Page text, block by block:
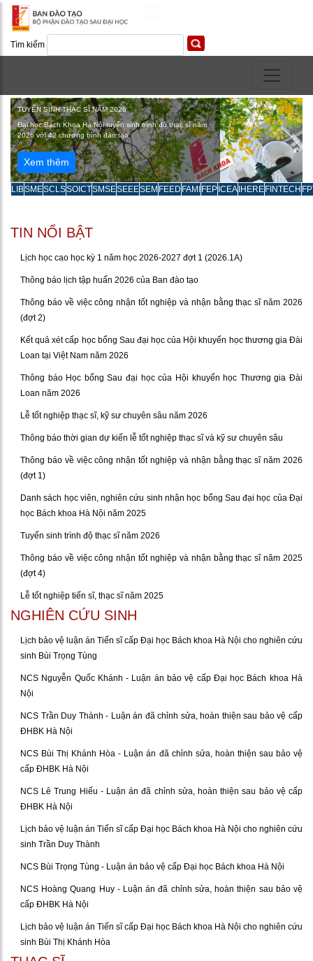
Tìm kiếm
TUYỂN SINH THẠC SĨ NĂM 2026
Đại học Bách Khoa Hà Nội tuyển sinh trình độ thạc sĩ năm
2026 với 42 chương trình đào tạo
Xem thêm
Previous Next
LIBSMESCLSSOICTSMSESEEESEM FEED FAMI FEP ICEA IHERE FINTECH
TIN NỔI BẬT
Lịch học cao học kỳ 1 năm học 2026-2027 đợt 1 (2026.1A)
Thông báo lịch tập huấn 2026 của Ban đào tạo
Thông báo về việc công nhận tốt nghiệp và nhận bằng thạc sĩ năm 2026
(đợt 2)
Kết quả xét cấp học bổng Sau đại học của Hội khuyến học thương gia Đài
Loan tại Việt Nam năm 2026
Thông báo Học bổng Sau đại học của Hội khuyến học Thương gia Đài
Loan năm 2026
Lễ tốt nghiệp thạc sĩ, kỹ sư chuyên sâu năm 2026
Thông báo thời gian dự kiến lễ tốt nghiệp thạc sĩ và kỹ sư chuyên sâu
Thông báo về việc công nhận tốt nghiệp và nhận bằng thạc sĩ năm 2026
(đợt 1)
Danh sách học viên, nghiên cứu sinh nhận học bổng Sau đại học của Đại
học Bách khoa Hà Nội năm 2025
Tuyển sinh trình độ thạc sĩ năm 2026
Thông báo về việc công nhận tốt nghiệp và nhận bằng thạc sĩ năm 2025
(đợt 4)
Lễ tốt nghiệp tiến sĩ, thạc sĩ năm 2025
NGHIÊN CỨU SINH
Lịch bảo vệ luận án Tiến sĩ cấp Đại học Bách khoa Hà Nội cho nghiên cứu
sinh Bùi Trọng Tùng
NCS Nguyễn Quốc Khánh - Luận án bảo vệ cấp Đại học Bách khoa Hà
Nội
NCS Trần Duy Thành - Luận án đã chỉnh sửa, hoàn thiện sau bảo vệ cấp
ĐHBK Hà Nội
NCS Bùi Thị Khánh Hòa - Luận án đã chỉnh sửa, hoàn thiện sau bảo vệ
cấp ĐHBK Hà Nội
NCS Lê Trung Hiếu - Luận án đã chỉnh sửa, hoàn thiện sau bảo vệ cấp
ĐHBK Hà Nội
Lịch bảo vệ luận án Tiến sĩ cấp Đại học Bách khoa Hà Nội cho nghiên cứu
sinh Trần Duy Thành
NCS Bùi Trọng Tùng - Luận án bảo vệ cấp Đại học Bách khoa Hà Nội
NCS Hoàng Quang Huy - Luận án đã chỉnh sửa, hoàn thiện sau bảo vệ
cấp ĐHBK Hà Nội
Lịch bảo vệ luận án Tiến sĩ cấp Đại học Bách khoa Hà Nội cho nghiên cứu
sinh Bùi Thị Khánh Hòa